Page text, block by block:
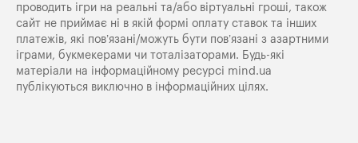
проводить ігри на реальні та/або віртуальні гроші, також
сайт не приймає ні в якій формі оплату ставок та інших
платежів, які пов’язані/можуть бути пов’язані з азартними
іграми, букмекерами чи тоталізаторами. Будь-які
матеріали на інформаційному ресурсі mind.ua
публікуються виключно в інформаційних цілях.